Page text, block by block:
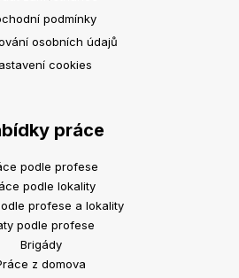
podmínky
osobních údajů
cookies
práce
podle profese
podle lokality
profese a lokality
podle profese
Brigády
z domova